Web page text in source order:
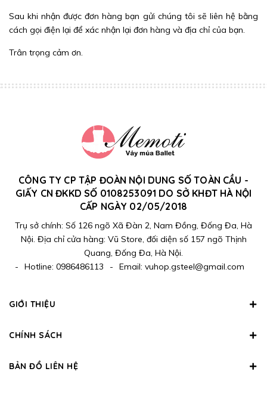
Sau khi nhận được đơn hàng bạn gửi chúng tôi sẽ liên hệ bằng
cách gọi điện lại để xác nhận lại đơn hàng và địa chỉ của bạn.
Trân trọng cảm ơn.
CÔNG TY CP TẬP ĐOÀN NỘI DUNG SỐ TOÀN CẦU -
GIẤY CN ĐKKD SỐ 0108253091 DO SỞ KHĐT HÀ NỘI
CẤP NGÀY 02/05/2018
Trụ sở chính: Số 126 ngõ Xã Đàn 2, Nam Đồng, Đống Đa, Hà
Nội. Địa chỉ cửa hàng: Vũ Store, đối diện số 157 ngõ Thịnh
Quang, Đống Đa, Hà Nội.
-
Hotline: 0986486113 - Email: vuhop.gsteel@gmail.com
GIỚI THIỆU
CHÍNH SÁCH
BẢN ĐỒ LIÊN HỆ